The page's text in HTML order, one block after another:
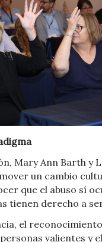
Mary Ann Barth y
un cambio
que el abuso sí
tienen derecho a
el
valientes y